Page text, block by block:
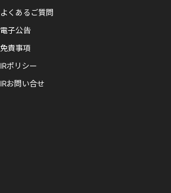
よくあるご質問
電子公告
免責事項
IRポリシー
IRお問い合せ